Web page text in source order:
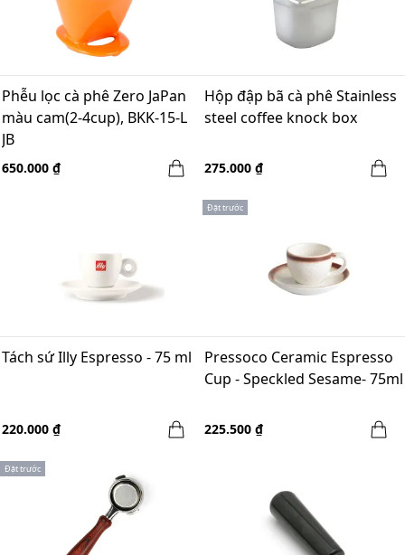
Phễu lọc cà phê Zero JaPan
màu cam(2-4cup), BKK-15-L
JB
650.000 ₫
Hộp đập bã cà phê Stainless
steel coffee knock box
275.000 ₫
Tách sứ Illy Espresso - 75 ml
220.000 ₫
Đặt trước
Pressoco Ceramic Espresso
Cup - Speckled Sesame- 75ml
225.500 ₫
Đặt trước